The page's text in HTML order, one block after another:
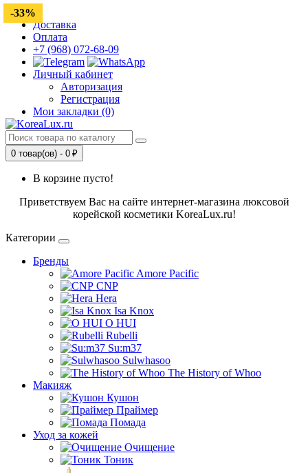
Доставка
Оплата
+7 (968) 072-68-09
Личный кабинет
Авторизация
Регистрация
Мои закладки (0)
0 товар(ов) - 0 ₽
В корзине пусто!
Приветствуем Вас на сайте интернет-магазина люксовой
корейской косметики KoreaLux.ru!
Категории
Бренды
Amore Pacific
CNP
Hera
Isa Knox
O HUI
Rubelli
Su:m37
Sulwhasoo
The History of Whoo
Макияж
Кушон
Праймер
Помада
Уход за кожей
Очищение
Тоник
-33%